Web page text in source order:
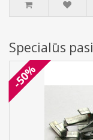
Specialūs
-50%